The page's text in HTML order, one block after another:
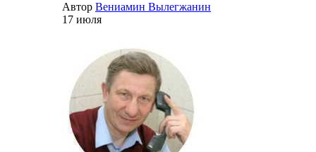
Автор Вениамин Вылегжанин
17 июля